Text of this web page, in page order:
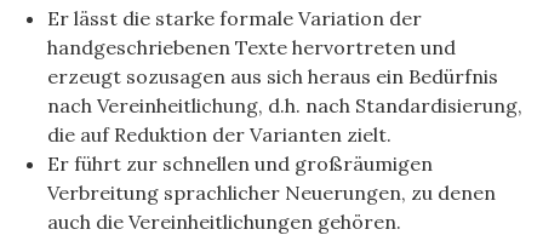
Er lässt die starke formale Variation der
handgeschriebenen Texte hervortreten und
erzeugt sozusagen aus sich heraus ein Bedürfnis
nach Vereinheitlichung, d.h. nach Standardisierung,
die auf Reduktion der Varianten zielt.
Er führt zur schnellen und großräumigen
Verbreitung sprachlicher Neuerungen, zu denen
auch die Vereinheitlichungen gehören.